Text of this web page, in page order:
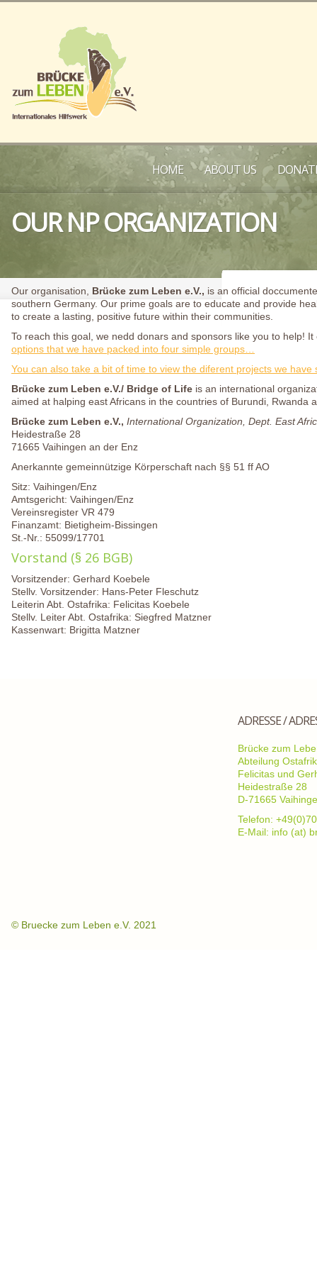
HOME ABOUT US
OUR NP ORGANIZATION
Our organisation, Brücke zum Leben e.V., is an official
southern Germany. Our prime goals are to educate and provide
to create a lasting, positive future within their communities.
To reach this goal, we nedd donars and sponsors like you to help!
options that we have packed into four simple groups…
You can also take a bit of time to view the diferent projects we
Brücke zum Leben e.V./ Bridge of Life is an international
aimed at halping east Africans in the countries of Burundi, Rwanda
Brücke zum Leben e.V., International Organization, Dept. East
Heidestraße 28
71665 Vaihingen an der Enz
Anerkannte gemeinnützige Körperschaft nach §§ 51 ff AO
Sitz: Vaihingen/Enz
Amtsgericht: Vaihingen/Enz
Vereinsregister VR 479
Finanzamt: Bietigheim-Bissingen
St.-Nr.: 55099/17701
Vorstand (§ 26 BGB)
Vorsitzender: Gerhard Koebele
Stellv. Vorsitzender: Hans-Peter Fleschutz
Leiterin Abt. Ostafrika: Felicitas Koebele
Stellv. Leiter Abt. Ostafrika: Siegfred Matzner
Kassenwart: Brigitta Matzner
ADRESSE /
Brücke zum
Abteilung
Felicitas und
Heidestraße 28
D-71665
Telefon:
E-Mail: info (at)
© Bruecke zum Leben e.V. 2021